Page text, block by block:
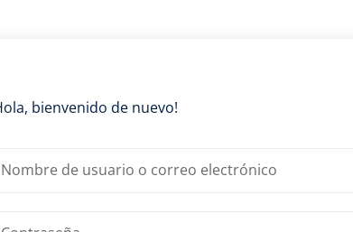
bienvenido de nuevo!